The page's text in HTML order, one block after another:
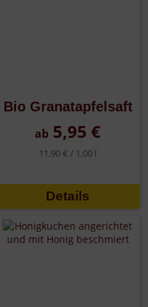
Bio Granatapfelsaft
ab 5,95 €
11,90 € / 1,00 l
Details